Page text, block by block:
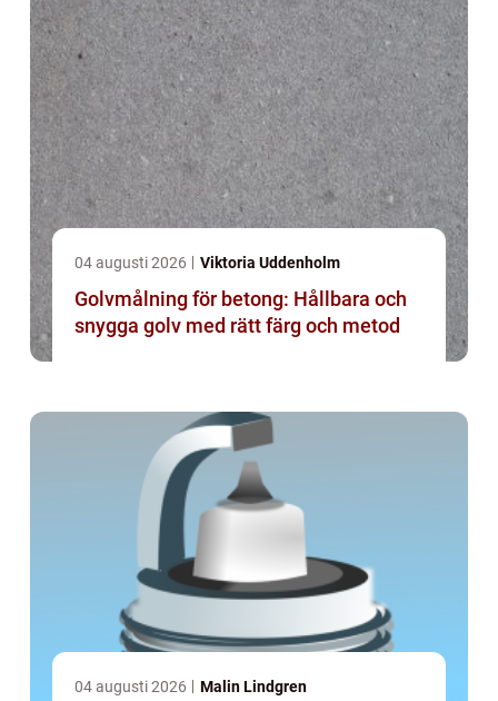
04 augusti 2026 Viktoria Uddenholm
Golvmålning för betong: Hållbara och
snygga golv med rätt färg och metod
04 augusti 2026 Malin Lindgren